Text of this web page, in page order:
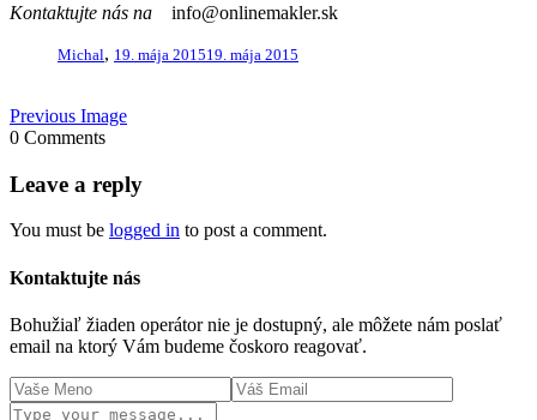
Kontaktujte nás na
info@onlinemakler.sk
Michal, 19. mája 201519. mája 2015
Previous Image
0 Comments
Leave a reply
You must be logged in to post a comment.
Kontaktujte nás
Bohužiaľ žiaden operátor nie je dostupný, ale môžete nám poslať
email na ktorý Vám budeme čoskoro reagovať.